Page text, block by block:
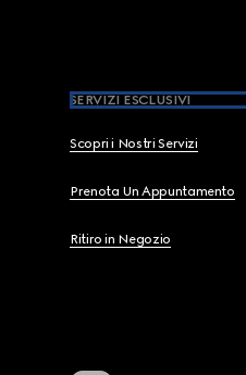
SERVIZI ESCLUSIVI
Scopri i Nostri Servizi
Prenota Un Appuntamento
Ritiro in Negozio